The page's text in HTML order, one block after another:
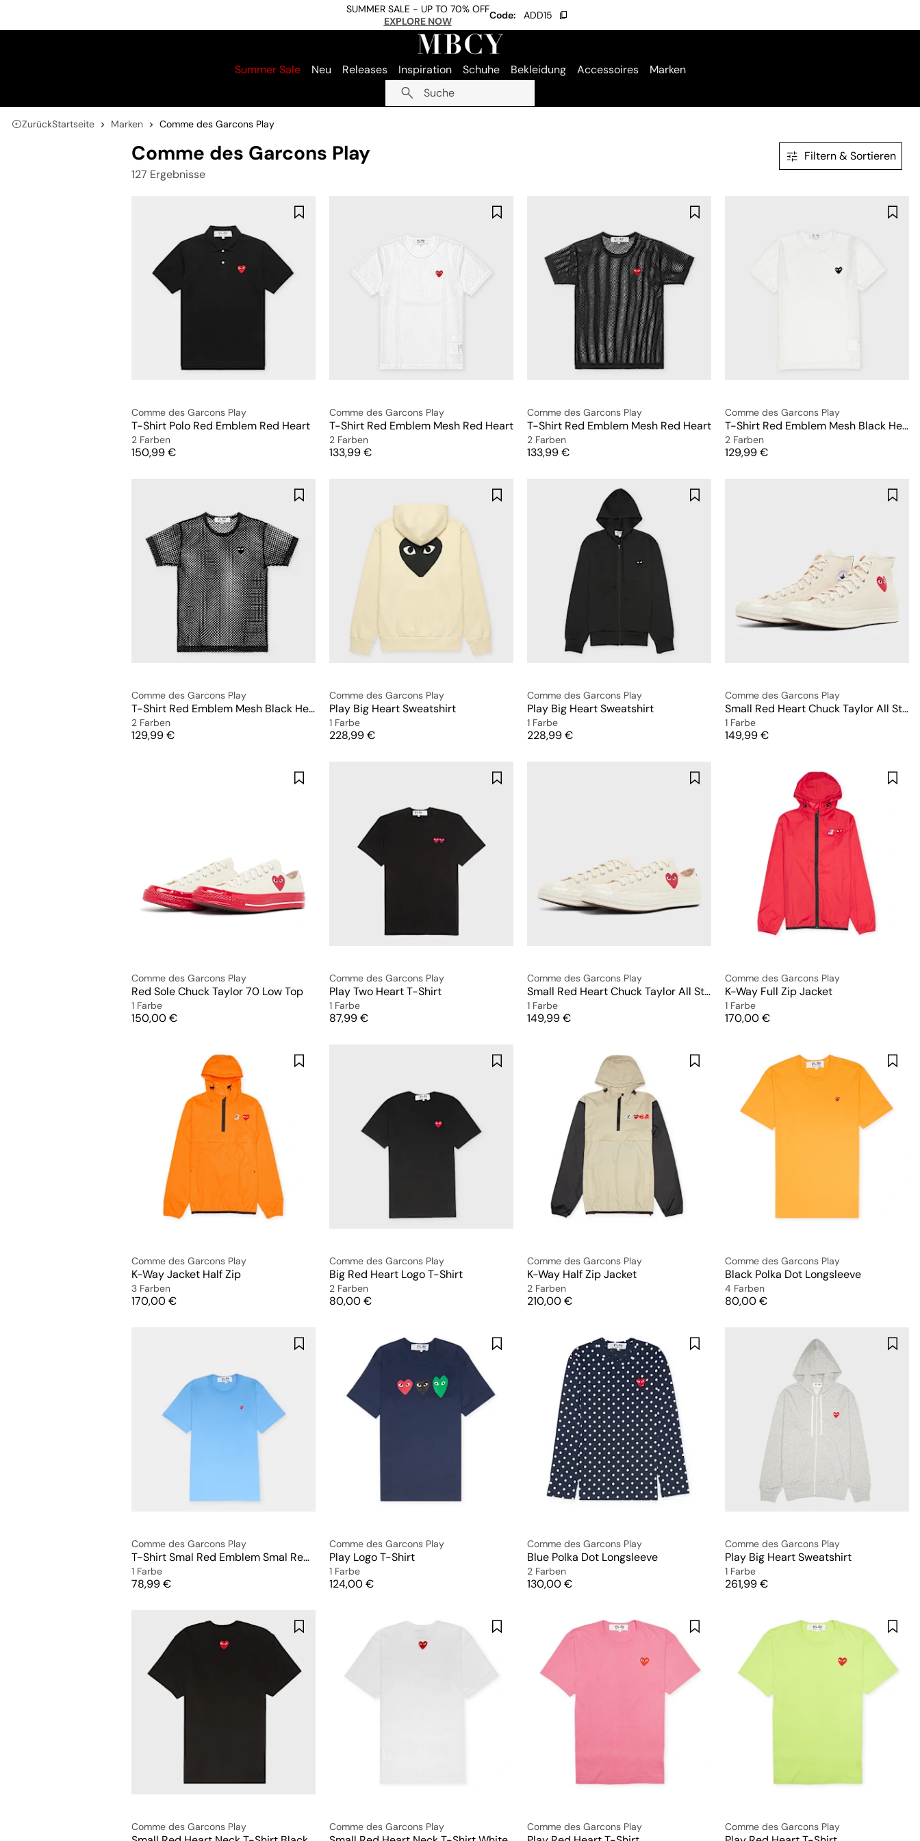
SUMMER SALE - UP TO 70% OFF
EXPLORE NOW
Code: ADD15
Summer Sale Neu Releases Inspiration Schuhe Bekleidung Accessoires
Marken
Suche
ZurückStartseite Marken Comme des Garcons Play
Comme des Garcons Play
127 Ergebnisse
Filtern & Sortieren
Comme des Garcons Play
T-Shirt Polo Red Emblem Red Heart
2 Farben
Preis
150,99 €
Comme des Garcons Play
T-Shirt Red Emblem Mesh Red Heart
2 Farben
Preis
133,99 €
Comme des Garcons Play
T-Shirt Red Emblem Mesh Red Heart
2 Farben
Preis
133,99 €
Comme des Garcons Play
T-Shirt Red Emblem Mesh Black Heart
2 Farben
Preis
129,99 €
Comme des Garcons Play
T-Shirt Red Emblem Mesh Black Heart
2 Farben
Preis
129,99 €
Comme des Garcons Play
Play Big Heart Sweatshirt
1 Farbe
Preis
228,99 €
Comme des Garcons Play
Play Big Heart Sweatshirt
1 Farbe
Preis
228,99 €
Comme des Garcons Play
Small Red Heart Chuck Taylor All Star '70 Hi
1 Farbe
Preis
149,99 €
Comme des Garcons Play
Red Sole Chuck Taylor 70 Low Top
1 Farbe
Preis
150,00 €
Comme des Garcons Play
Play Two Heart T-Shirt
1 Farbe
Preis
87,99 €
Comme des Garcons Play
Small Red Heart Chuck Taylor All Star '70 Low
1 Farbe
Preis
149,99 €
Comme des Garcons Play
K-Way Full Zip Jacket
1 Farbe
Preis
170,00 €
Comme des Garcons Play
K-Way Jacket Half Zip
3 Farben
Preis
170,00 €
Comme des Garcons Play
Big Red Heart Logo T-Shirt
2 Farben
Preis
80,00 €
Comme des Garcons Play
K-Way Half Zip Jacket
2 Farben
Preis
210,00 €
Comme des Garcons Play
Black Polka Dot Longsleeve
4 Farben
Preis
80,00 €
Comme des Garcons Play
T-Shirt Smal Red Emblem Smal Red Heart
1 Farbe
Preis
78,99 €
Comme des Garcons Play
Play Logo T-Shirt
1 Farbe
Preis
124,00 €
Comme des Garcons Play
Blue Polka Dot Longsleeve
2 Farben
Preis
130,00 €
Comme des Garcons Play
Play Big Heart Sweatshirt
1 Farbe
Preis
261,99 €
Comme des Garcons Play Comme des Garcons Play Comme des Garcons Play Comme des Garcons Play